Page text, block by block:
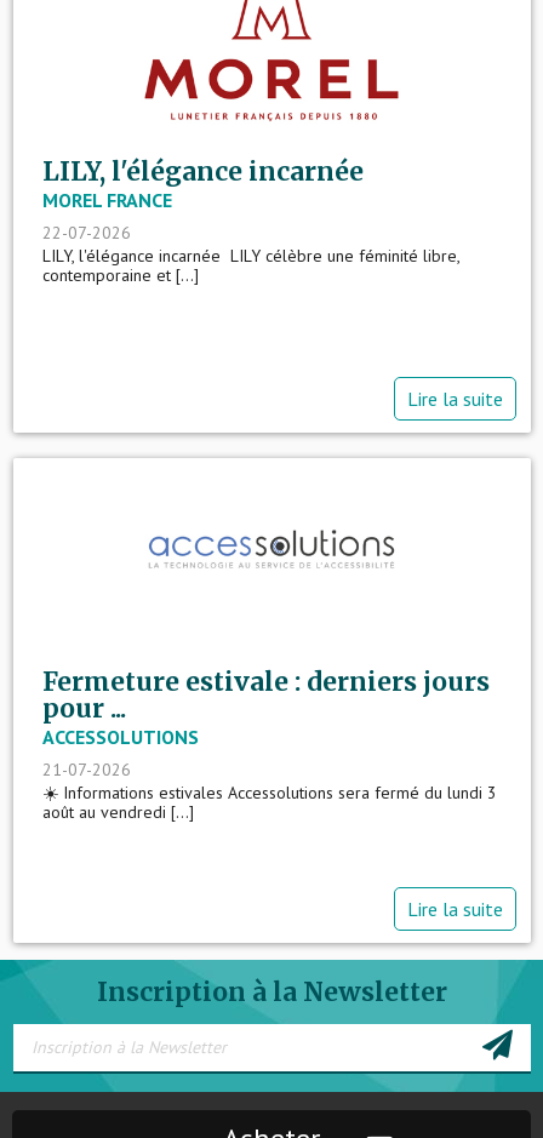
LILY, l'élégance incarnée
MOREL FRANCE
22-07-2026
LILY, l'élégance incarnée LILY célèbre une féminité libre,
contemporaine et [...]
Lire la suite
Fermeture estivale : derniers jours
pour ...
ACCESSOLUTIONS
21-07-2026
☀️ Informations estivales Accessolutions sera fermé du lundi 3
août au vendredi [...]
Lire la suite
Inscription à la Newsletter